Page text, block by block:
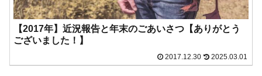
【2017年】近況報告と年末のごあいさつ【ありがとう
ございました！】
2017.12.30 2025.03.01